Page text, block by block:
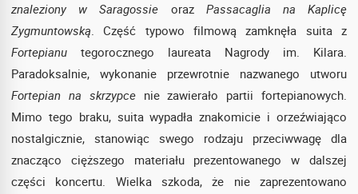
znaleziony w Saragossie oraz Passacaglia na Kaplicę
Zygmuntowską. Część typowo filmową zamknęła suita z
Fortepianu tegorocznego laureata Nagrody im. Kilara.
Paradoksalnie, wykonanie przewrotnie nazwanego utworu
Fortepian na skrzypcenie zawierało partii fortepianowych.
Mimo tego braku, suita wypadła znakomicie i orzeźwiająco
nostalgicznie, stanowiąc swego rodzaju przeciwwagę dla
znacząco cięższego materiału prezentowanego w dalszej
części koncertu. Wielka szkoda, że nie zaprezentowano